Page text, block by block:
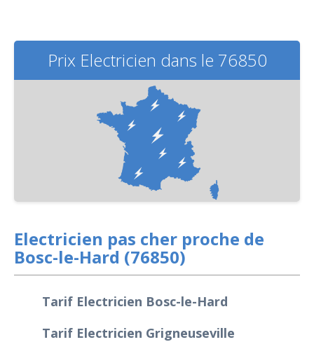
Prix Electricien dans le 76850
Electricien pas cher proche de
Bosc-le-Hard (76850)
Tarif Electricien Bosc-le-Hard
Tarif Electricien Grigneuseville